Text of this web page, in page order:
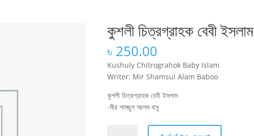
কুশলী চিত্রগ্রাহক বেবী ইসলাম
৳ 250.00
Kushuly Chitrograhok Baby Islam
Writer: Mir Shamsul Alam Baboo
কুশলী চিত্রগ্রাহক বেবী ইসলাম
-মীর শামছুল আলম বাবু